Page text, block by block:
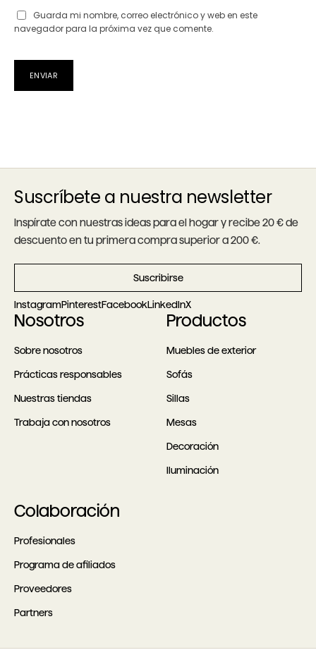
Guarda mi nombre, correo electrónico y web en este
navegador para la próxima vez que comente.
Suscríbete a nuestra newsletter
Inspírate con nuestras ideas para el hogar y recibe 20 € de
descuento en tu primera compra superior a 200 €.
Suscribirse
InstagramPinterestFacebookLinkedInX
Nosotros
Sobre nosotros
Prácticas responsables
Nuestras tiendas
Trabaja con nosotros
Productos
Muebles de exterior
Sofás
Sillas
Mesas
Decoración
Iluminación
Colaboración
Profesionales
Programa de afiliados
Proveedores
Partners